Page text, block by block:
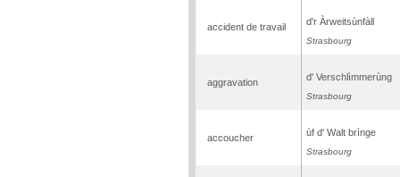
accident de travail d'r Àrweitsùnfàll
Strasbourg
aggravation d' Verschlìmmerùng
Strasbourg
accoucher ùf d' Walt brìnge
Strasbourg